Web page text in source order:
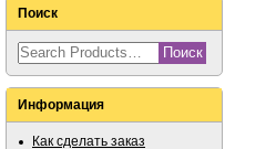
Поиск
Информация
Как сделать заказ